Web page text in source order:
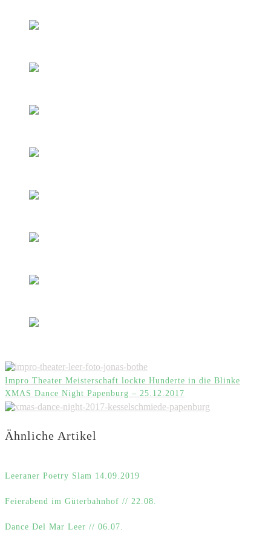
Impro Theater Meisterschaft lockte Hunderte in die Blinke
XMAS Dance Night Papenburg – 25.12.2017
Ähnliche Artikel
Leeraner Poetry Slam 14.09.2019
Feierabend im Güterbahnhof // 22.08.
Dance Del Mar Leer // 06.07.